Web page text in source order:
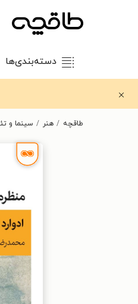
دسته‌بندی‌ها
طاقچه هنر سینما و